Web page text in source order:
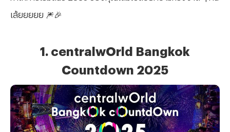
เล้ยยยยย 🎆🎉
1. centralwOrld Bangkok
Countdown 2025